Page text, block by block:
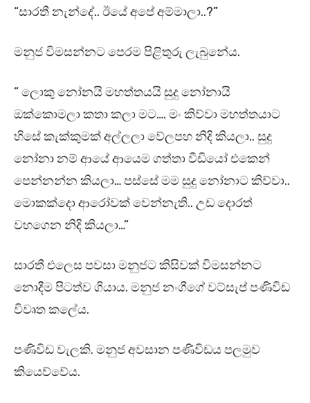
“සාරතී නැන්දේ.. ඊයේ අපේ අම්මාලා..?”
මනුජ විමසන්නට පෙරම පිළිතුරු ලැබුනේය.
” ලොකු නෝනයි මහත්තයයි සුදු නෝනායි
ඔක්කොමලා කතා කලා මට…. මං කිව්වා මහත්තයාට
හිසේ කැක්කුමක් අල්ලලා වේලපහ නිදි කියලා.. සුදු
නෝනා නම් ආයේ ආයෙම ගත්තා වීඩියෝ එකෙන්
පෙන්නන්න කියලා… පස්සේ මම සුදු නෝනාට කිව්වා..
මොකක්දො ආරෝවක් වෙන්නැති.. උඩ දොරත්
වහගෙන නිදි කියලා…”
සාරතී එලෙස පවසා මනුජට කිසිවක් විමසන්නට
නොදීම පිටත්ව ගියාය. මනුජ නංගීගේ වට්සැප් පණිවිඩ
විවෘත කලේය.
පණිවිඩ වැලකි. මනුජ අවසාන පණිවිඩය පලමුව
කියෙව්වේය.